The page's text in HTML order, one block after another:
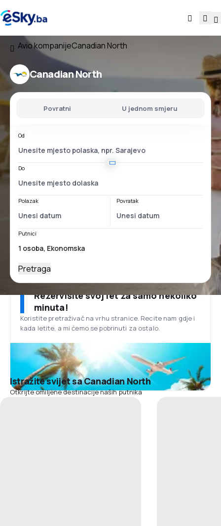
Avio kompanijeCanadian North
Canadian North
Povratni U jednom smjeru
Od
Do
Polazak Povratak
Putnici
Pretraga
Rezervišite svoj let za samo nekoliko
minuta!
Koristite pretraživač na vrhu stranice. Recite nam gdje i
kada letite, a mi ćemo se pobrinuti za ostalo.
Istražite svijet sa Canadian North
Otkrijte omiljene destinacije naših putnika